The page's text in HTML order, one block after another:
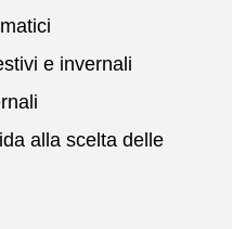
e invernali
alla scelta delle